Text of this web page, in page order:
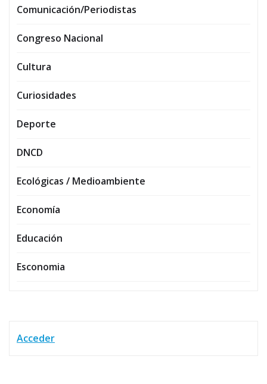
Comunicación/Periodistas
Congreso Nacional
Cultura
Curiosidades
Deporte
DNCD
Ecológicas / Medioambiente
Economía
Educación
Esconomia
Acceder